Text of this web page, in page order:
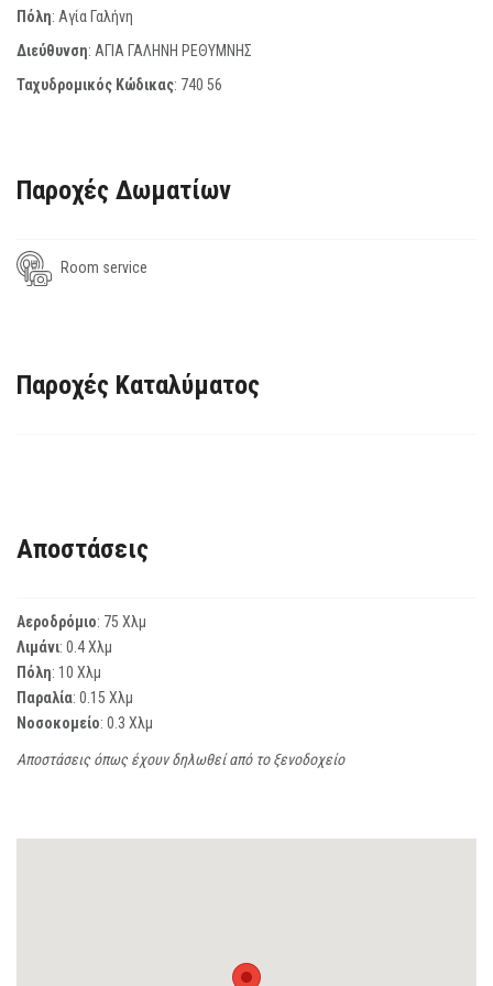
Πόλη: Αγία Γαλήνη
Διεύθυνση: ΑΓΙΑ ΓΑΛΗΝΗ ΡΕΘΥΜΝΗΣ
Ταχυδρομικός Κώδικας: 740 56
Παροχές Δωματίων
Room service
Παροχές Καταλύματος
Αποστάσεις
Αεροδρόμιο: 75 Χλμ
Λιμάνι: 0.4 Χλμ
Πόλη: 10 Χλμ
Παραλία: 0.15 Χλμ
Νοσοκομείο: 0.3 Χλμ
Αποστάσεις όπως έχουν δηλωθεί από το ξενοδοχείο